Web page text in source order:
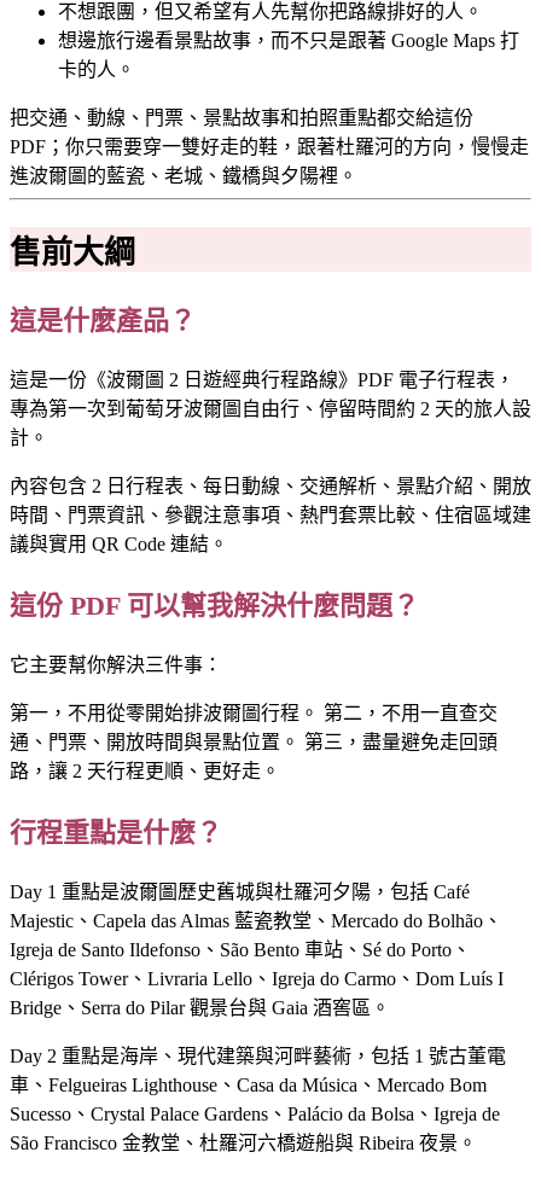
不想跟團，但又希望有人先幫你把路線排好的人。
想邊旅行邊看景點故事，而不只是跟著 Google Maps 打
卡的人。
把交通、動線、門票、景點故事和拍照重點都交給這份
PDF；你只需要穿一雙好走的鞋，跟著杜羅河的方向，慢慢走
進波爾圖的藍瓷、老城、鐵橋與夕陽裡。
售前大綱
這是什麼產品？
這是一份《波爾圖 2 日遊經典行程路線》PDF 電子行程表，
專為第一次到葡萄牙波爾圖自由行、停留時間約 2 天的旅人設
計。
內容包含 2 日行程表、每日動線、交通解析、景點介紹、開放
時間、門票資訊、參觀注意事項、熱門套票比較、住宿區域建
議與實用 QR Code 連結。
這份 PDF 可以幫我解決什麼問題？
它主要幫你解決三件事：
第一，不用從零開始排波爾圖行程。 第二，不用一直查交
通、門票、開放時間與景點位置。 第三，盡量避免走回頭
路，讓 2 天行程更順、更好走。
行程重點是什麼？
Day 1 重點是波爾圖歷史舊城與杜羅河夕陽，包括 Café
Majestic、Capela das Almas 藍瓷教堂、Mercado do Bolhão、
Igreja de Santo Ildefonso、São Bento 車站、Sé do Porto、
Clérigos Tower、Livraria Lello、Igreja do Carmo、Dom Luís I
Bridge、Serra do Pilar 觀景台與 Gaia 酒窖區。
Day 2 重點是海岸、現代建築與河畔藝術，包括 1 號古董電
車、Felgueiras Lighthouse、Casa da Música、Mercado Bom
Sucesso、Crystal Palace Gardens、Palácio da Bolsa、Igreja de
São Francisco 金教堂、杜羅河六橋遊船與 Ribeira 夜景。